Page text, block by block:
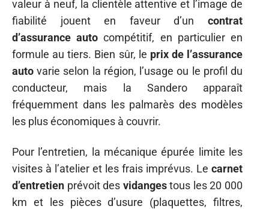
valeur à neuf, la clientèle attentive et l’image de
fiabilité jouent en faveur d’un contrat
d’assurance auto compétitif, en particulier en
formule au tiers. Bien sûr, le prix de l’assurance
auto varie selon la région, l’usage ou le profil du
conducteur, mais la Sandero apparaît
fréquemment dans les palmarès des modèles
les plus économiques à couvrir.
Pour l’entretien, la mécanique épurée limite les
visites à l’atelier et les frais imprévus. Le carnet
d’entretien prévoit des vidangestous les 20 000
km et les pièces d’usure (plaquettes, filtres,